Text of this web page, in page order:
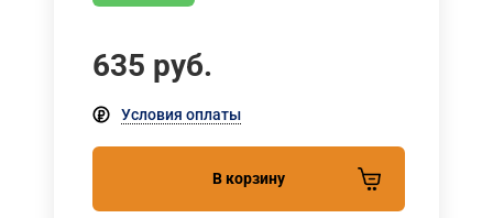
635 руб.
Условия оплаты
В корзину